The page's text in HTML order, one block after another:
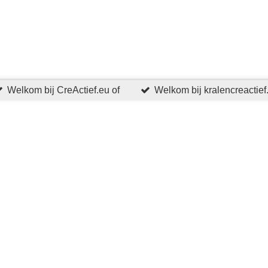
Welkom bij CreActief.eu of Welkom bij